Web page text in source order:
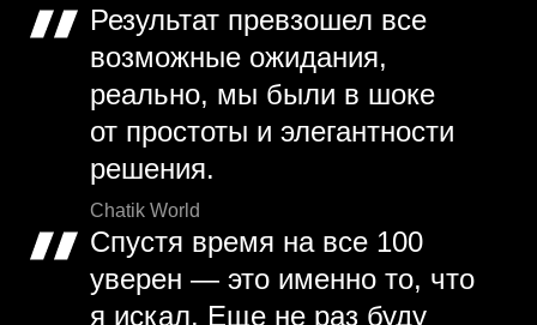
Результат превзошел все
возможные ожидания,
реально, мы были в шоке
от простоты и элегантности
решения.
Chatik World
Спустя время на все 100
уверен — это именно то, что
я искал. Еще не раз буду